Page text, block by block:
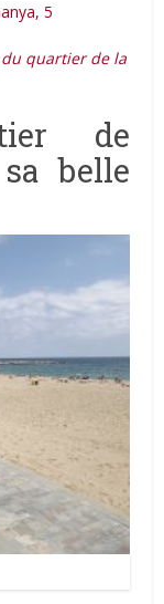
5
du quartier de la
de
belle